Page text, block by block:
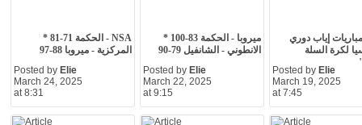
NSA - الحكمة 71-81 *
المركزية - ميروبا 88-97
Posted by Elie
March 24, 2025
at 8:31
ميروبا - الحكمة 83-100 *
الانطوني - الشانفيل 79-90
Posted by Elie
March 22, 2025
at 9:15
إياب دوري
لكرة السلة
Posted by Elie
March 19, 2025
at 7:45